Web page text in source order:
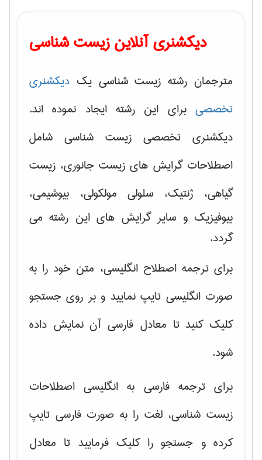
دیکشنری آنلاین زیست شناسی
مترجمان رشته زیست شناسی یک دیکشنری
تخصصی برای این رشته ایجاد نموده اند.
دیکشنری تخصصی زیست شناسی شامل
اصطلاحات گرایش های زیست جانوری، زیست
گیاهی، ژنتیک، سلولی مولکولی، بیوشیمی،
بیوفیزیک و سایر گرایش های این رشته می
گردد.
برای ترجمه اصطلاح انگلیسی، متن خود را به
صورت انگلیسی تایپ نمایید و بر روی جستجو
کلیک کنید تا معادل فارسی آن نمایش داده
شود.
برای ترجمه فارسی به انگلیسی اصطلاحات
زیست شناسی، لغت را به صورت فارسی تایپ
کرده و جستجو را کلیک فرمایید تا معادل